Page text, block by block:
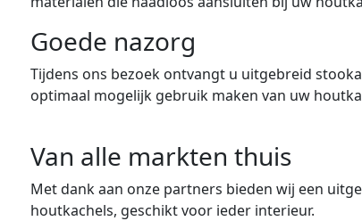
Goede nazorg
Tijdens ons bezoek ontvangt u uitgebreid
optimaal mogelijk gebruik maken van uw
Van alle markten thuis
Met dank aan onze partners bieden wij een
houtkachels, geschikt voor ieder interieur.